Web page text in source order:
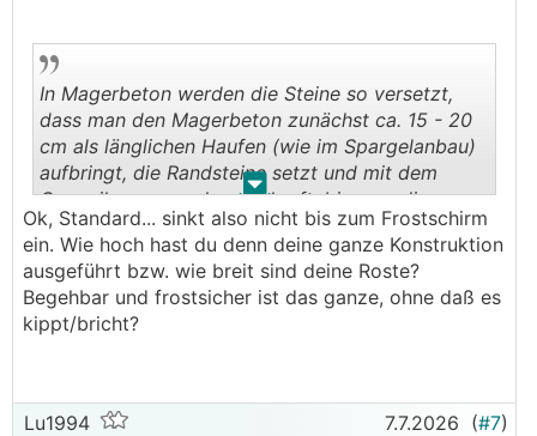
sehr ansprechend aus.
───────────────
Danke ebenfalls für den Input. Liegen deine
Kantensteine am Untergrund auf oder wie hast
du die korrekte Höhe der Oberkante im
Magerbeton einrichten können?
. .
In Magerbeton werden die Steine so versetzt,
dass man den Magerbeton zunächst ca. 15 - 20
cm als länglichen Haufen (wie im Spargelanbau)
aufbringt, die Randsteine setzt und mit dem
Gummihammer solange klopft, bis man die
korrekte (durch eine Schnur vorgegebene) Höhe
erreicht hat. Im Anschluss wird noch seitlich mit
Magerbeton ein wenig angefüllt.
Ok, Standard... sinkt also nicht bis zum Frostschirm
ein. Wie hoch hast du denn deine ganze Konstruktion
ausgeführt bzw. wie breit sind deine Roste?
Begehbar und frostsicher ist das ganze, ohne daß es
kippt/bricht?
Lu1994 7.7.2026 (#7)